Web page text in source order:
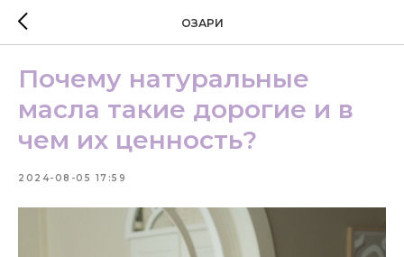
ОЗАРИ
Почему натуральные
масла такие дорогие и в
чем их ценность?
2024-08-05 17:59